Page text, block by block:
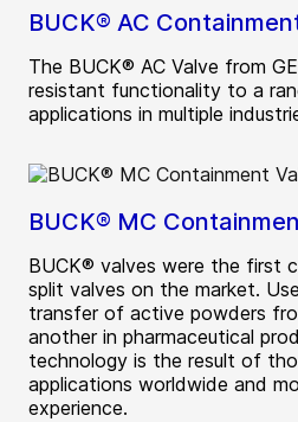
BUCK® AC
The BUCK® AC Valve from
resistant functionality to a
applications in multiple
BUCK® MC
BUCK® valves were the first
split valves on the market.
transfer of active powders
another in pharmaceutical
technology is the result of
applications worldwide and
experience.